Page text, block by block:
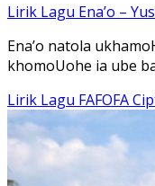
Lirik Lagu Ena’o –